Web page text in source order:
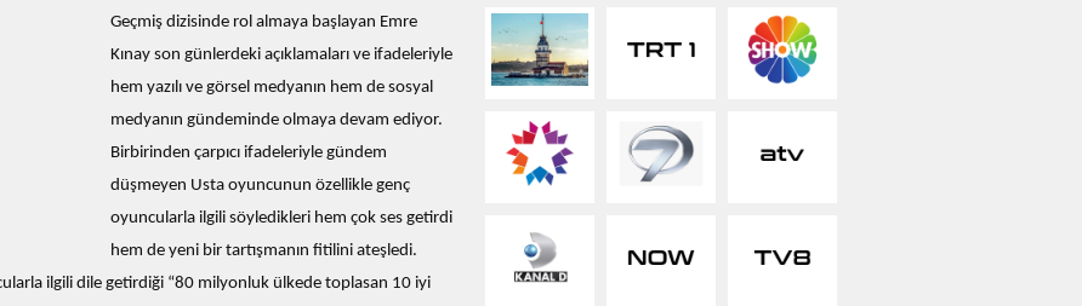
Geçmiş dizisinde rol almaya başlayan Emre
Kınay son günlerdeki açıklamaları ve ifadeleriyle
hem yazılı ve görsel medyanın hem de sosyal
medyanın gündeminde olmaya devam ediyor.
Birbirinden çarpıcı ifadeleriyle gündem
düşmeyen Usta oyuncunun özellikle genç
oyuncularla ilgili söyledikleri hem çok ses getirdi
hem de yeni bir tartışmanın fitilini ateşledi.
ilgili dile getirdiği “80 milyonluk ülkede toplasan 10 iyi